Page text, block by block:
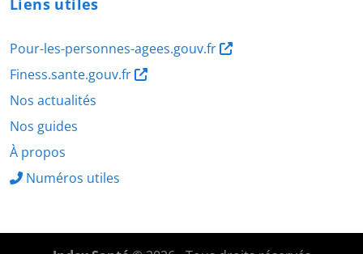
Liens utiles
Pour-les-personnes-agees.gouv.fr
Finess.sante.gouv.fr
Nos actualités
Nos guides
À propos
Numéros utiles